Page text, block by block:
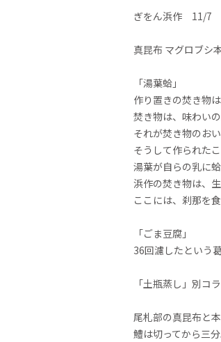
ぎをん浜作 11/7
真昆布 マグロブシ
「湯葉蛤」
作り置きの焚き物
焚き物は、味わい
それが焚き物のおい
そうして作られた
湯葉が自らの乳に
浜作の焚き物は、生
ここには、刹那を
「ごま豆腐」
36回濾したという
「土瓶蒸し」別コ
尾札部の真昆布と
鱧は切ってから三